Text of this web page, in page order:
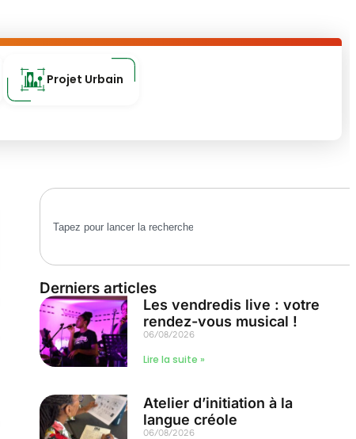
Projet Urbain
Derniers articles
Les vendredis live : votre
rendez-vous musical !
06/08/2026
Lire la suite »
Atelier d’initiation à la
langue créole
06/08/2026